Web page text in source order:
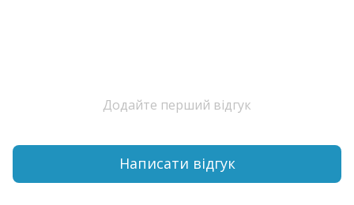
Додайте перший відгук
Написати відгук